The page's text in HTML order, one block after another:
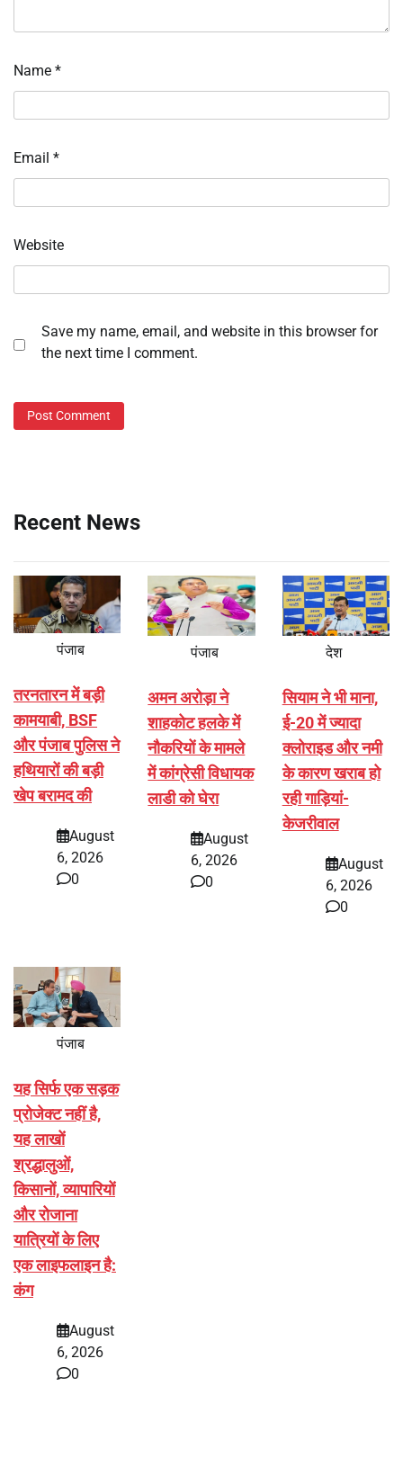
Name *
Email *
Website
Save my name, email, and website in this browser for
the next time I comment.
Recent News
पंजाब
तरनतारन में बड़ी
कामयाबी, BSF
और पंजाब पुलिस ने
हथियारों की बड़ी
खेप बरामद की
August
6, 2026
0
पंजाब
अमन अरोड़ा ने
शाहकोट हलके में
नौकरियों के मामले
में कांग्रेसी विधायक
लाडी को घेरा
August
6, 2026
0
देश
सियाम ने भी माना,
ई-20 में ज्यादा
क्लोराइड और नमी
के कारण खराब हो
रही गाड़ियां-
केजरीवाल
August
6, 2026
0
पंजाब
यह सिर्फ एक सड़क
प्रोजेक्ट नहीं है,
यह लाखों
श्रद्धालुओं,
किसानों, व्यापारियों
और रोजाना
यात्रियों के लिए
एक लाइफलाइन है:
कंग
August
6, 2026
0